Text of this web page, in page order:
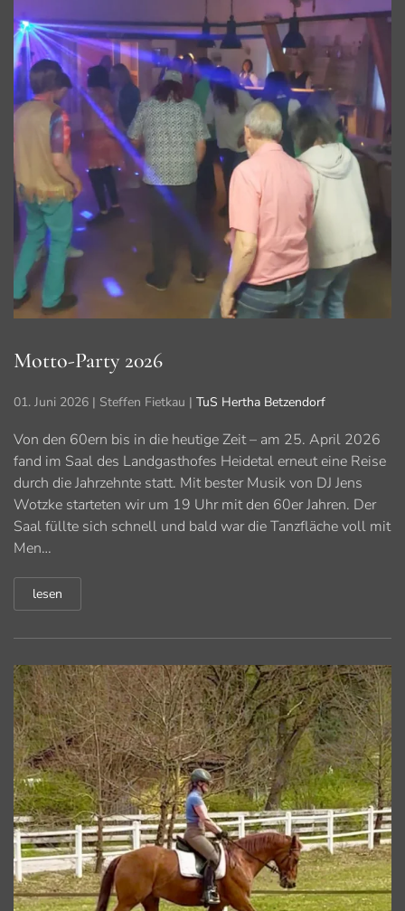
Motto-Party 2026
01. Juni 2026 | Steffen Fietkau | TuS Hertha Betzendorf
Von den 60ern bis in die heutige Zeit – am 25. April 2026
fand im Saal des Landgasthofes Heidetal erneut eine Reise
durch die Jahrzehnte statt. Mit bester Musik von DJ Jens
Wotzke starteten wir um 19 Uhr mit den 60er Jahren. Der
Saal füllte sich schnell und bald war die Tanzfläche voll mit
Men…
lesen